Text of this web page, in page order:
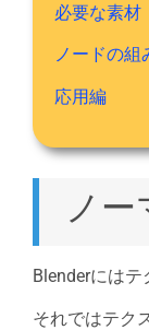
必要な素材
ノードの組
応用編
ノー
Blenderには
それではテク